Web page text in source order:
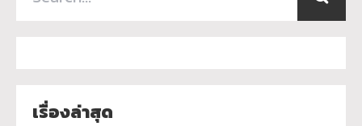
เรื่องล่าสุด